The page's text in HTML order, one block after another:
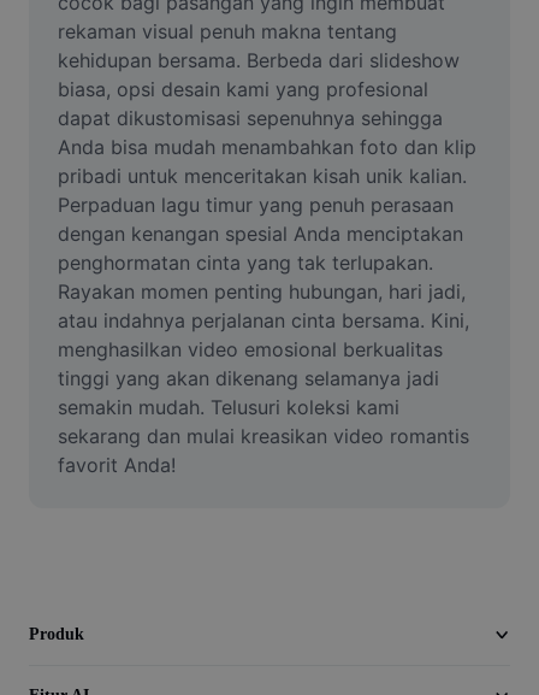
AI Inpainting
Face Cutout
Video
Hapus latar belakang video
Tingkatkan kualitas
Editor Video
Pangkas Video
Tambahkan Subtitle ke Video
Konverter Video
rekaman visual penuh makna tentang
kehidupan bersama. Berbeda dari slideshow
biasa, opsi desain kami yang profesional
dapat dikustomisasi sepenuhnya sehingga
Anda bisa mudah menambahkan foto dan klip
pribadi untuk menceritakan kisah unik kalian.
Perpaduan lagu timur yang penuh perasaan
dengan kenangan spesial Anda menciptakan
penghormatan cinta yang tak terlupakan.
Rayakan momen penting hubungan, hari jadi,
atau indahnya perjalanan cinta bersama. Kini,
menghasilkan video emosional berkualitas
tinggi yang akan dikenang selamanya jadi
semakin mudah. Telusuri koleksi kami
sekarang dan mulai kreasikan video romantis
favorit Anda!
Produk